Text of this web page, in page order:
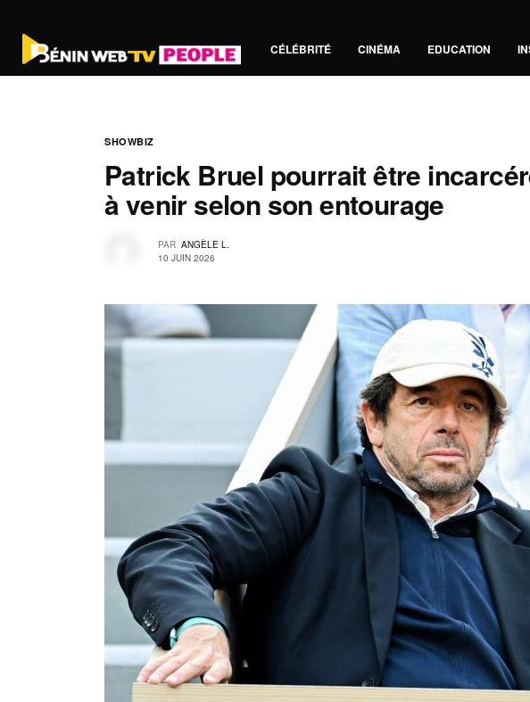
CÉLÉBRITÉ CINÉMA EDUCATION
SHOWBIZ
Patrick Bruel pourrait être
à venir selon son entourage
PAR ANGÈLE L.
10 JUIN 2026